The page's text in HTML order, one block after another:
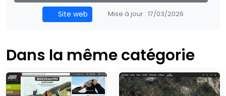
Site web
Mise à jour : 17/03/2026
Dans la même catégorie